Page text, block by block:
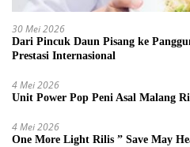
30 Mei 2026
Dari Pincuk Daun Pisang ke
Prestasi Internasional
4 Mei 2026
Unit Power Pop Peni Asal Malang
4 Mei 2026
One More Light Rilis ” Save May